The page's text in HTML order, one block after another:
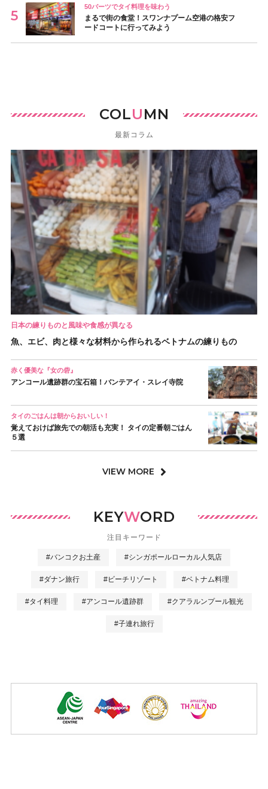
50バーツでタイ料理を味わう
まるで街の食堂！スワンナプーム空港の格安フ
ードコートに行ってみよう
COLUMN
最新コラム
日本の練りものと風味や食感が異なる
魚、エビ、肉と様々な材料から作られるベトナムの練りもの
赤く優美な『女の砦』
アンコール遺跡群の宝石箱！バンテアイ・スレイ寺院
タイのごはんは朝からおいしい！
覚えておけば旅先での朝活も充実！ タイの定番朝ごはん
５選
VIEW MORE
KEYWORD
注目キーワード
#バンコクお土産 #シンガポールローカル人気店
#ダナン旅行 #ビーチリゾート #ベトナム料理
#タイ料理 #アンコール遺跡群 #クアラルンプール観光
#子連れ旅行